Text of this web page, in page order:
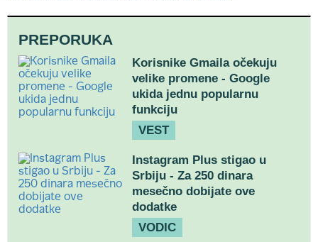
PREPORUKA
Korisnike Gmaila očekuju
velike promene - Google
ukida jednu popularnu
funkciju
VEST
Instagram Plus stigao u
Srbiju - Za 250 dinara
mesečno dobijate ove
dodatke
VODIC